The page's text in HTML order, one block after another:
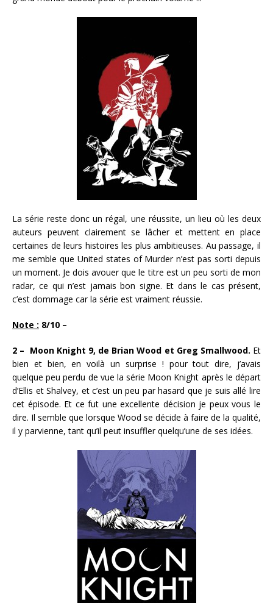
La série reste donc un régal, une réussite, un lieu où les deux
auteurs peuvent clairement se lâcher et mettent en place
certaines de leurs histoires les plus ambitieuses. Au passage, il
me semble que United states of Murder n’est pas sorti depuis
un moment. Je dois avouer que le titre est un peu sorti de mon
radar, ce qui n’est jamais bon signe. Et dans le cas présent,
c’est dommage car la série est vraiment réussie.
Note : 8/10 –
2 – Moon Knight 9, de Brian Wood et Greg Smallwood. Et
bien et bien, en voilà un surprise ! pour tout dire, j’avais
quelque peu perdu de vue la série Moon Knight après le départ
d’Ellis et Shalvey, et c’est un peu par hasard que je suis allé lire
cet épisode. Et ce fut une excellente décision je peux vous le
dire. Il semble que lorsque Wood se décide à faire de la qualité,
il y parvienne, tant qu’il peut insuffler quelqu’une de ses idées.